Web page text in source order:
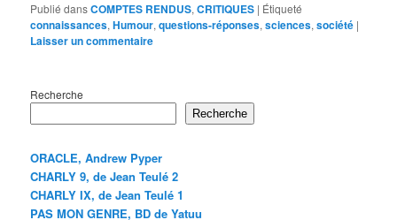
Publié dansCOMPTES RENDUS,CRITIQUES | Étiqueté
connaissances,Humour,questions-réponses,sciences,société |
Laisser un commentaire
Recherche
Recherche
ORACLE, Andrew Pyper
CHARLY 9, de Jean Teulé 2
CHARLY IX, de Jean Teulé 1
PAS MON GENRE, BD de Yatuu